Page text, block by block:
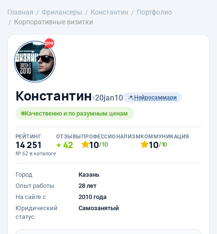
Главная Фрилансеры Константин
Портфолио
Корпоративные визитки
Константин›20jan10 Нейросаммари
Качественно и по разумным ценам
РЕЙТИНГ
14 251
№ 62 в каталоге
ОТЗЫВЫ
42
ПРОФЕССИОНАЛИЗМ
10/10
КОММУНИКАЦИЯ
10/10
Город
Казань
Опыт работы
28 лет
На сайте с
2010 года
Юридический
статус
Самозанятый